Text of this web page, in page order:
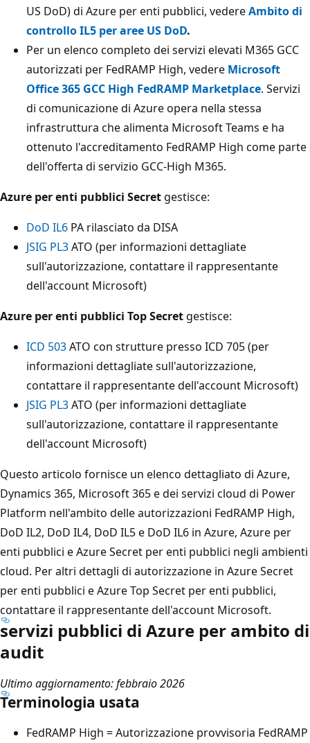
US DoD) di Azure per enti pubblici, vedereAmbito di
controllo IL5 per aree US DoD.
Per un elenco completo dei servizi elevati M365 GCC
autorizzati per FedRAMP High, vedere Microsoft
Office 365 GCC High FedRAMP Marketplace. Servizi
di comunicazione di Azure opera nella stessa
infrastruttura che alimenta Microsoft Teams e ha
ottenuto l'accreditamento FedRAMP High come parte
dell'offerta di servizio GCC-High M365.
Azure per enti pubblici Secret gestisce:
DoD IL6 PA rilasciato da DISA
JSIG PL3ATO (per informazioni dettagliate
sull'autorizzazione, contattare il rappresentante
dell'account Microsoft)
Azure per enti pubblici Top Secret gestisce:
ICD 503ATO con strutture presso ICD 705 (per
informazioni dettagliate sull'autorizzazione,
contattare il rappresentante dell'account Microsoft)
JSIG PL3ATO (per informazioni dettagliate
sull'autorizzazione, contattare il rappresentante
dell'account Microsoft)
Questo articolo fornisce un elenco dettagliato di Azure,
Dynamics 365, Microsoft 365 e dei servizi cloud di Power
Platform nell'ambito delle autorizzazioni FedRAMP High,
DoD IL2, DoD IL4, DoD IL5 e DoD IL6 in Azure, Azure per
enti pubblici e Azure Secret per enti pubblici negli ambienti
cloud. Per altri dettagli di autorizzazione in Azure Secret
per enti pubblici e Azure Top Secret per enti pubblici,
contattare il rappresentante dell'account Microsoft.
servizi pubblici di Azure per ambito di
audit
Ultimo aggiornamento: febbraio 2026
Terminologia usata
FedRAMP High = Autorizzazione provvisoria FedRAMP